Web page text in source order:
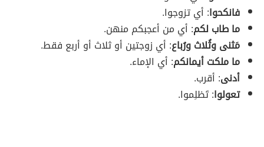
فانكحوا: أي تزوجوا.
ما طاب لكم: أي من أعجبكم منهن.
مَثنى وثُلاث ورُباع: أي زوجتين أو ثلاث أو أربع فقط.
ما ملكت أيمانكم: أي الإماء.
أدنى: أقرب.
تعولوا: تَظلِموا.